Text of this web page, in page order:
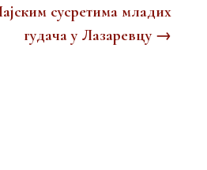
сусретима младих
гудача у Лазаревцу→